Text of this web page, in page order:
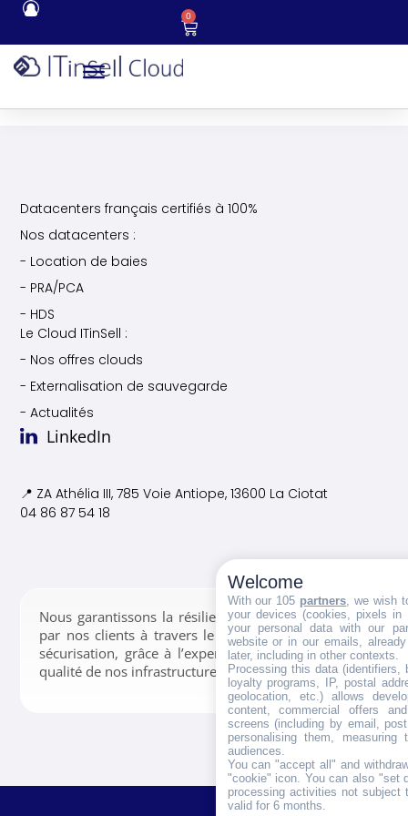
0
Datacenters français certifiés à 100%
Nos datacenters :
- Location de baies
- PRA/PCA
- HDS
Le Cloud ITinSell :
- Nos offres clouds
- Externalisation de sauvegarde
- Actualités
LinkedIn
📍 ZA Athélia III, 785 Voie Antiope, 13600 La Ciotat
04 86 87 54 18
Nous garantissons la résilience des données confiées
par nos clients à travers le stockage, la gestion et la
sécurisation, grâce à l’expertise de nos équipes et la
qualité de nos infrastructures.
Welcome
With our 105 partners , we wish
your devices (cookies, pixels
your personal data with our
website or in our emails,
later, including in other contexts.
Processing this data (identifiers,
loyalty programs, IP, postal
geolocation, etc.) allows
content, commercial offers
screens (including by email,
personalising them, measuring
audiences.
You can "accept all" and
"cookie" icon . You can also "set
processing activities not subject
valid for 6 months.